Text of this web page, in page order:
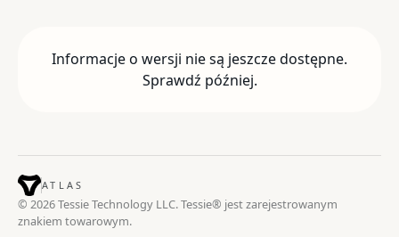
Informacje o wersji nie są jeszcze dostępne.
Sprawdź później.
ATLAS
© 2026 Tessie Technology LLC. Tessie® jest zarejestrowanym
znakiem towarowym.